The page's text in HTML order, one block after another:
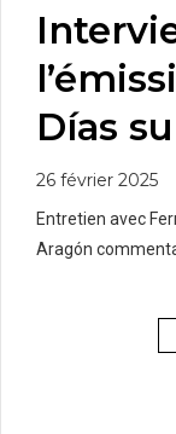
Días
26 février 2025
Entretien avec
Aragón